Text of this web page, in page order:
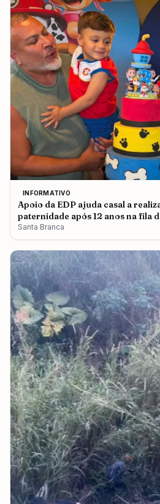
INFORMATIVO
Apoio da EDP ajuda casal a
paternidade após 12 anos na fila
Santa Branca